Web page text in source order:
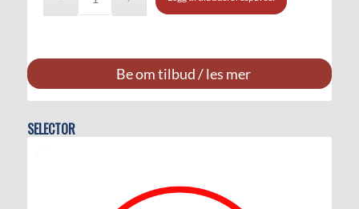
Be om tilbud / les mer
SELECTOR